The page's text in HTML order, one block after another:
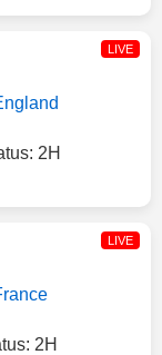
LIVE
2H
LIVE
2H